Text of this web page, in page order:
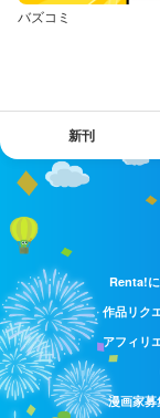
バズコミ
新刊
Renta!
作品リク
アフィリ
漫画家募